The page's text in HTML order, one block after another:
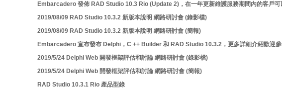
Embarcadero 發佈 RAD Studio 10.3 Rio (Update 2)，在一年更新維護服務期間內的客戶可
2019/08/09 RAD Studio 10.3.2 新版本說明 網路研討會 (錄影檔)
2019/08/09 RAD Studio 10.3.2 新版本說明 網路研討會 (簡報)
Embarcadero 宣布發布 Delphi，C ++ Builder 和 RAD Studio 10.3.2，更多詳細介紹歡迎參
2019/5/24 Delphi Web 開發框架評估和討論 網路研討會 (錄影檔)
2019/5/24 Delphi Web 開發框架評估和討論 網路研討會 (簡報)
RAD Studio 10.3.1 Rio 產品型錄